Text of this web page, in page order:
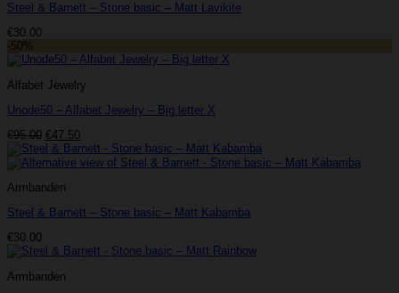
Steel & Barnett – Stone basic – Matt Lavikite
€30.00
-50%
Alfabet Jewelry
Unode50 – Alfabet Jewelry – Big letter X
€95.00 Oorspronkelijke
prijs
was:
€47.50Huidige
prijs
is:
Armbanden
Steel & Barnett – Stone basic – Matt Kabamba
€30.00
Armbanden